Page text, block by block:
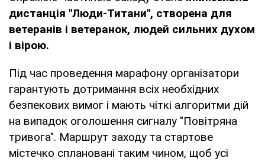
дистанція "Люди-Титани", створена для
ветеранів і ветеранок, людей сильних духом
і вірою.
Під час проведення марафону організатори
гарантують дотримання всіх необхідних
безпекових вимог і мають чіткі алгоритми дій
на випадок оголошення сигналу "Повітряна
тривога". Маршрут заходу та стартове
містечко сплановані таким чином, щоб усі